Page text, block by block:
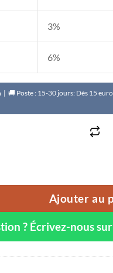
3%
6%
🚚 Poste : 15-30 jours: Dès 15
crème VIXASKINEAL
Ajouter au
? Écrivez-nous